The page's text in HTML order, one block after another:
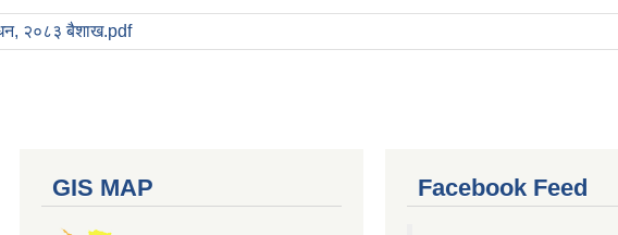
२०८३ बैशाख.pdf
GIS MAP Facebook Feed